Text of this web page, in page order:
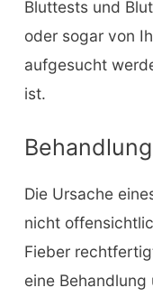
Bluttests und
oder sogar von
aufgesucht
ist.
Behandlung
Die Ursache
nicht
Fieber
eine